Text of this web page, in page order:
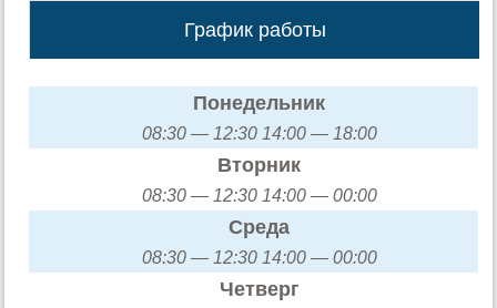
График работы
Понедельник
08:30 — 12:30 14:00 — 18:00
Вторник
08:30 — 12:30 14:00 — 00:00
Среда
08:30 — 12:30 14:00 — 00:00
Четверг